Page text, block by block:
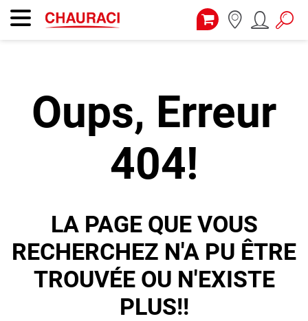
Oups, Erreur
404!
LA PAGE QUE VOUS
RECHERCHEZ N'A PU ÊTRE
TROUVÉE OU N'EXISTE
PLUS!!